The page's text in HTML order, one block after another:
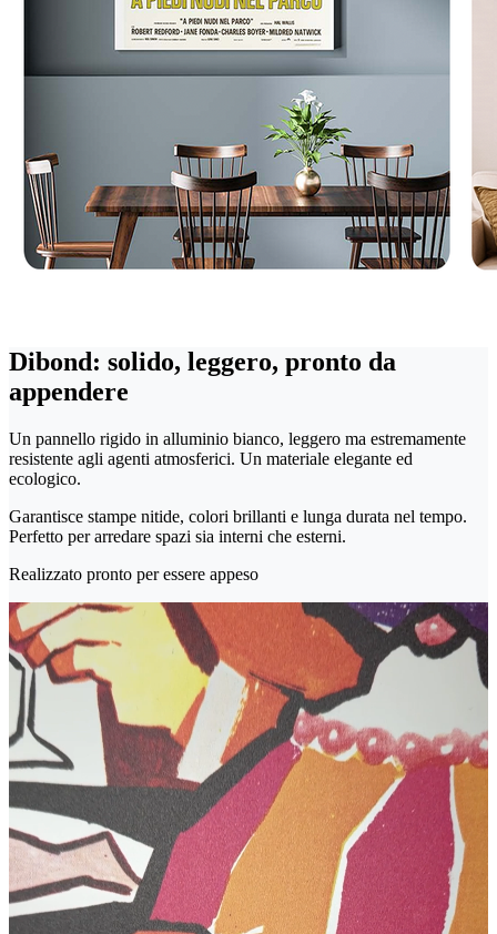
Dibond: solido, leggero, pronto da
appendere
Un pannello rigido in alluminio bianco, leggero ma estremamente
resistente agli agenti atmosferici. Un materiale elegante ed
ecologico.
Garantisce stampe nitide, colori brillanti e lunga durata nel tempo.
Perfetto per arredare spazi sia interni che esterni.
Realizzato pronto per essere appeso